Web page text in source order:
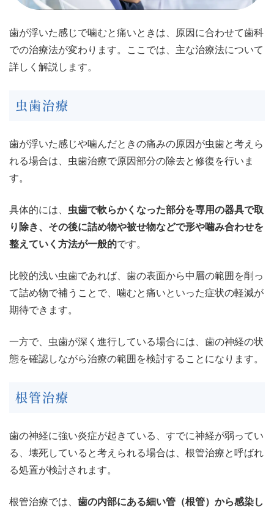
歯が浮いた感じで噛むと痛いときは、原因に合わせて歯科
での治療法が変わります。ここでは、主な治療法について
詳しく解説します。
虫歯治療
歯が浮いた感じや噛んだときの痛みの原因が虫歯と考えら
れる場合は、虫歯治療で原因部分の除去と修復を行いま
す。
具体的には、 虫歯で軟らかくなった部分を専用の器具で取
り除き、その後に詰め物や被せ物などで形や噛み合わせを
整えていく方法が一般的です。
比較的浅い虫歯であれば、歯の表面から中層の範囲を削っ
て詰め物で補うことで、噛むと痛いといった症状の軽減が
期待できます。
一方で、虫歯が深く進行している場合には、歯の神経の状
態を確認しながら治療の範囲を検討することになります。
根管治療
歯の神経に強い炎症が起きている、すでに神経が弱ってい
る、壊死していると考えられる場合は、根管治療と呼ばれ
る処置が検討されます。
根管治療では、 歯の内部にある細い管（根管）から感染し